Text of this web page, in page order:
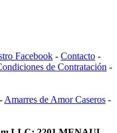
Facebook - Contacto -
de Contratación -
- Amarres de Amor Caseros -